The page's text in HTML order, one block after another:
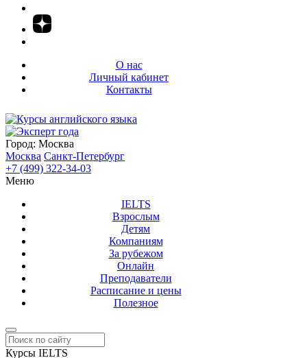
О нас
Личный кабинет
Контакты
Город: Москва
Москва Санкт-Петербург
+7 (499) 322-34-03
Меню
IELTS
Взрослым
Детям
Компаниям
За рубежом
Онлайн
Преподаватели
Расписание и цены
Полезное
Курсы IELTS